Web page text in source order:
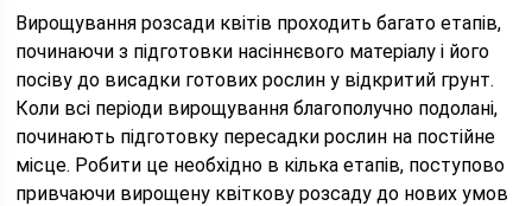
Вирощування розсади квітів проходить багато етапів,
починаючи з підготовки насіннєвого матеріалу і його
посіву до висадки готових рослин у відкритий грунт.
Коли всі періоди вирощування благополучно подолані,
починають підготовку пересадки рослин на постійне
місце. Робити це необхідно в кілька етапів, поступово
привчаючи вирощену квіткову розсаду до нових умов